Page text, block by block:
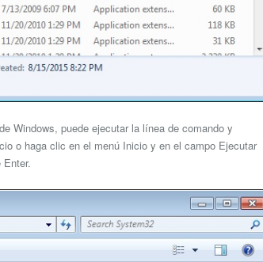
Windows, puede ejecutar la línea de comando y
o haga clic en el menú Inicio y en el campo Ejecutar